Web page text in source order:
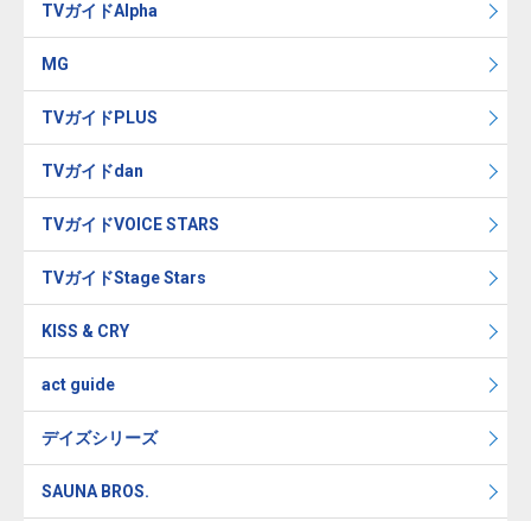
TVガイドAlpha
MG
TVガイドPLUS
TVガイドdan
TVガイドVOICE STARS
TVガイドStage Stars
KISS & CRY
act guide
デイズシリーズ
SAUNA BROS.